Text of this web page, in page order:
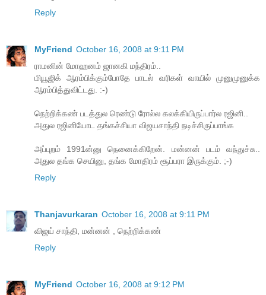
Reply
MyFriend October 16, 2008 at 9:11 PM
ராமனின் மோஹனம் ஜானகி மந்திரம்..
மியூஜிக் ஆரம்பிக்கும்போதே பாடல் வரிகள் வாயில் முனுமுனுக்க
ஆரம்பித்துவிட்டது. :-)
நெற்றிக்கண் படத்துல ரெண்டு ரோல்ல கலக்கியிருப்பார்ல ரஜினி..
அதுல ரஜினியோட தங்கச்சியா விஜயசாந்தி நடிச்சிருப்பாங்க
அப்புறம் 1991ன்னு நெனைக்கிறேன். மன்னன் படம் வந்துச்சு..
அதுல தங்க செயினு, தங்க மோதிரம் சூப்பரா இருக்கும். ;-)
Reply
Thanjavurkaran October 16, 2008 at 9:11 PM
விஜய் சாந்தி, மன்னன் , நெற்றிக்கண்
Reply
MyFriend October 16, 2008 at 9:12 PM